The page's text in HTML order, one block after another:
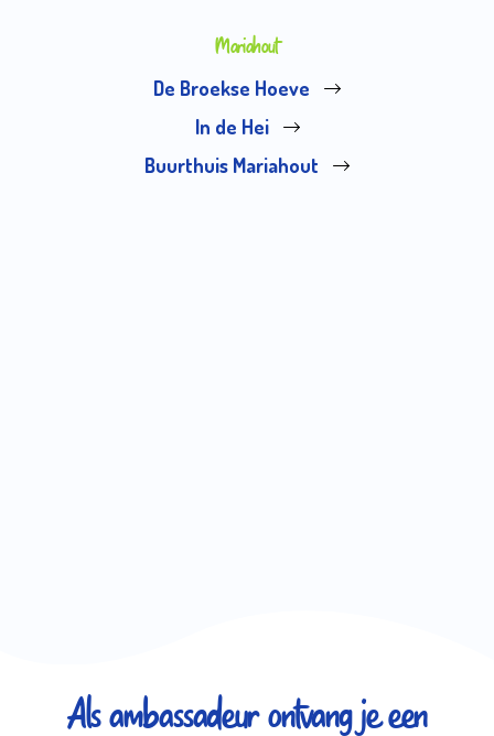
Mariahout
De Broekse Hoeve
In de Hei
Buurthuis Mariahout
Als ambassadeur ontvang je een